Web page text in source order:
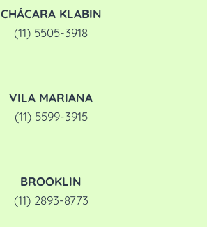
CHÁCARA KLABIN
(11) 5505-3918
VILA MARIANA
(11) 5599-3915
BROOKLIN
(11) 2893-8773